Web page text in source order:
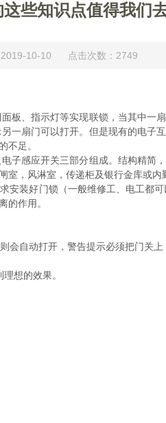
些知识点值得我们
2019-10-10 点击次数：2749
板、指示灯等实现联锁，当其中一
扇门可以打开。但是现有的电子
不足。
感应开关三部分组成。结构精简
，风淋室，传递柜及银行金库或内
安装好门锁（一般维修工、电工都
的作用。
自动打开，警告提示必须把门关上
想的效果。